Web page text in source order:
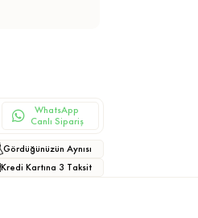
WhatsApp
Canlı Sipariş
Gördüğünüzün Aynısı
Kredi Kartına 3 Taksit